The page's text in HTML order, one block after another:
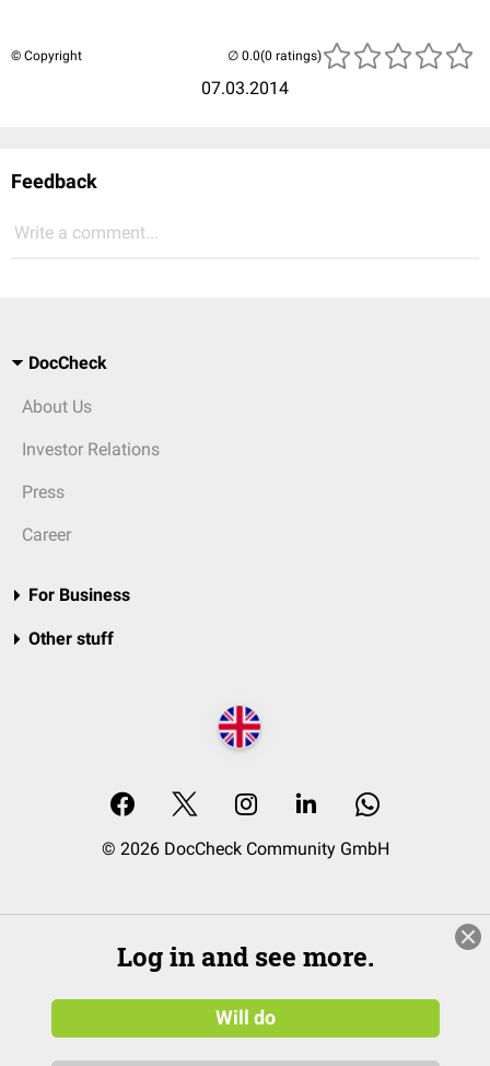
© Copyright
07.03.2014
(0 ratings)
Feedback
Write a comment...
DocCheck
About Us
Investor Relations
Press
Career
For Business
Other stuff
© 2026 DocCheck Community GmbH
Log in and see more.
Will do